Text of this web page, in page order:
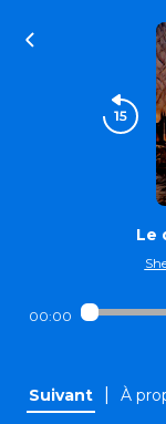
Le
00:00
Suivant À